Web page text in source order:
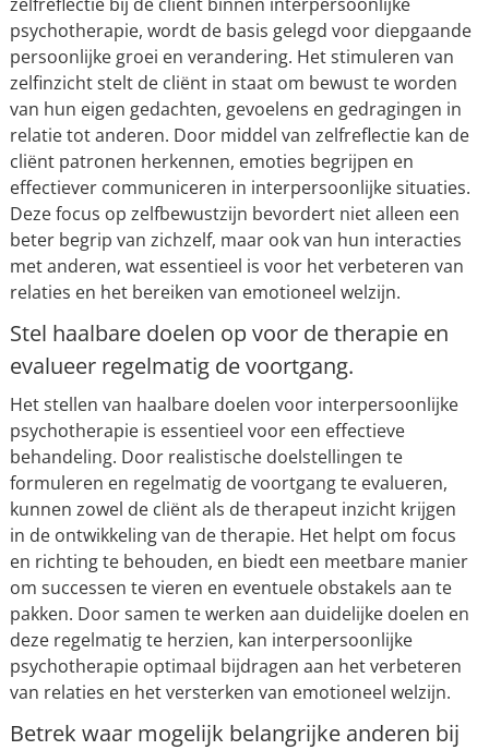
psychotherapie, wordt de basis gelegd voor diepgaande
persoonlijke groei en verandering. Het stimuleren van
zelfinzicht stelt de cliënt in staat om bewust te worden
van hun eigen gedachten, gevoelens en gedragingen in
relatie tot anderen. Door middel van zelfreflectie kan de
cliënt patronen herkennen, emoties begrijpen en
effectiever communiceren in interpersoonlijke situaties.
Deze focus op zelfbewustzijn bevordert niet alleen een
beter begrip van zichzelf, maar ook van hun interacties
met anderen, wat essentieel is voor het verbeteren van
relaties en het bereiken van emotioneel welzijn.
Stel haalbare doelen op voor de therapie en
evalueer regelmatig de voortgang.
Het stellen van haalbare doelen voor interpersoonlijke
psychotherapie is essentieel voor een effectieve
behandeling. Door realistische doelstellingen te
formuleren en regelmatig de voortgang te evalueren,
kunnen zowel de cliënt als de therapeut inzicht krijgen
in de ontwikkeling van de therapie. Het helpt om focus
en richting te behouden, en biedt een meetbare manier
om successen te vieren en eventuele obstakels aan te
pakken. Door samen te werken aan duidelijke doelen en
deze regelmatig te herzien, kan interpersoonlijke
psychotherapie optimaal bijdragen aan het verbeteren
van relaties en het versterken van emotioneel welzijn.
Betrek waar mogelijk belangrijke anderen bij